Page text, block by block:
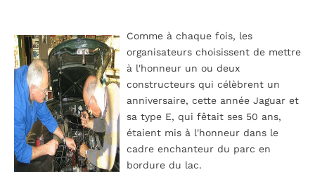
Comme à chaque fois, les
organisateurs choisissent de mettre
à l'honneur un ou deux
constructeurs qui célèbrent un
anniversaire, cette année Jaguar et
sa type E, qui fêtait ses 50 ans,
étaient mis à l'honneur dans le
cadre enchanteur du parc en
bordure du lac.